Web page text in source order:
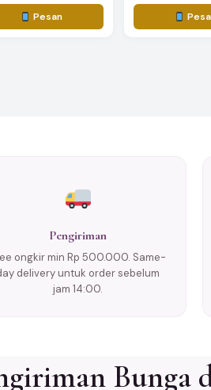
Pesan
Pengiriman
ongkir min Rp 500.000. Same-
delivery untuk order sebelum
jam 14:00.
Bunga